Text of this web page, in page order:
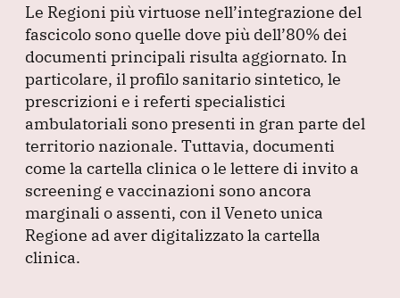
Le Regioni più virtuose nell’integrazione del
fascicolo sono quelle dove più dell’80% dei
documenti principali risulta aggiornato. In
particolare, il profilo sanitario sintetico, le
prescrizioni e i referti specialistici
ambulatoriali sono presenti in gran parte del
territorio nazionale. Tuttavia, documenti
come la cartella clinica o le lettere di invito a
screening e vaccinazioni sono ancora
marginali o assenti, con il Veneto unica
Regione ad aver digitalizzato la cartella
clinica.